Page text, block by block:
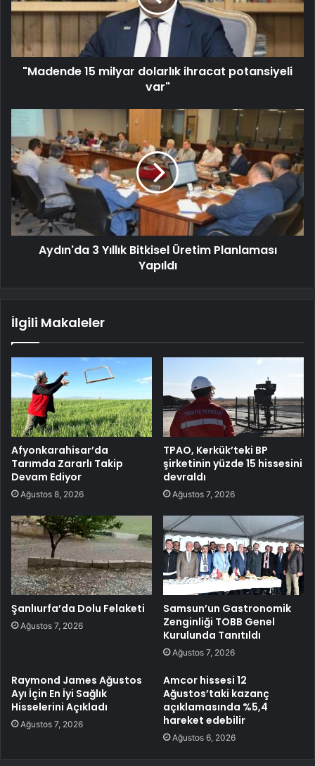
"Madende 15 milyar dolarlık ihracat potansiyeli
var"
Aydın'da 3 Yıllık Bitkisel Üretim Planlaması
Yapıldı
İlgili Makaleler
Afyonkarahisar’da
Tarımda Zararlı Takip
Devam Ediyor
Ağustos 8, 2026
TPAO, Kerkük’teki BP
şirketinin yüzde 15 hissesini
devraldı
Ağustos 7, 2026
Şanlıurfa’da Dolu Felaketi
Ağustos 7, 2026
Samsun’un Gastronomik
Zenginliği TOBB Genel
Kurulunda Tanıtıldı
Ağustos 7, 2026
Raymond James Ağustos
Ayı İçin En İyi Sağlık
Hisselerini Açıkladı
Ağustos 7, 2026
Amcor hissesi 12
Ağustos’taki kazanç
açıklamasında %5,4
hareket edebilir
Ağustos 6, 2026